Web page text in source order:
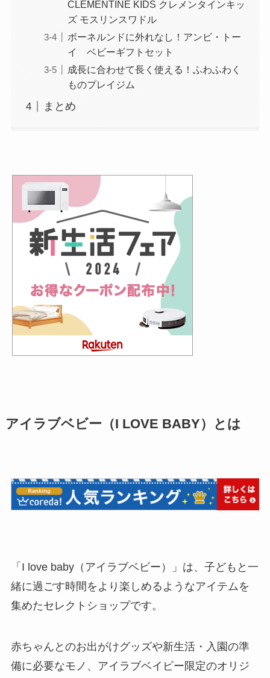
CLEMENTINE KIDS クレメンタインキッ
ズ モスリンスワドル
ボーネルンドに外れなし！アンビ・トー
イ ベビーギフトセット
成長に合わせて長く使える！ふわふわく
ものプレイジム
まとめ
アイラブベビー（I LOVE BABY）とは
「I love baby（アイラブベビー）」は、子どもと一
緒に過ごす時間をより楽しめるようなアイテムを
集めたセレクトショップです。
赤ちゃんとのお出がけグッズや新生活・入園の準
備に必要なモノ、アイラブベイビー限定のオリジ